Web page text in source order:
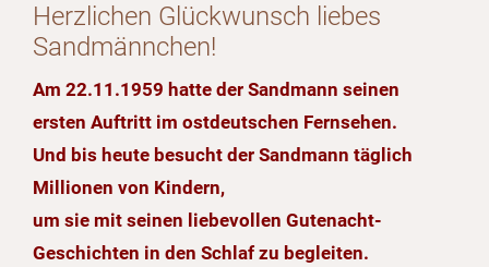
Herzlichen Glückwunsch liebes
Sandmännchen!
Am 22.11.1959 hatte der Sandmann seinen
ersten Auftritt im ostdeutschen Fernsehen.
Und bis heute besucht der Sandmann täglich
Millionen von Kindern,
um sie mit seinen liebevollen Gutenacht-
Geschichten in den Schlaf zu begleiten.